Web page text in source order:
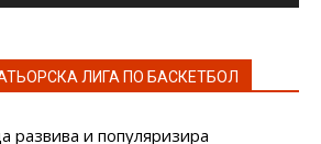
ЛИГА ПО БАСКЕТБОЛ
развива и популяризира